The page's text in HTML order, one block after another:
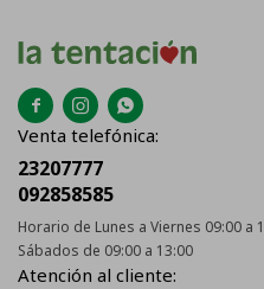
  
Venta telefónica:
23207777
092858585
Horario de Lunes a Viernes 09:00 a
Sábados de 09:00 a 13:00
Atención al cliente: